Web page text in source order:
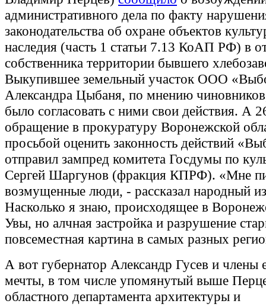
административного дела по факту
законодательства об охране объектов
наследия (часть 1 статьи 7.13 КоАП РФ) в
собственника территории бывшего
Выкупившее земельный участок ООО
Александра Цыбаня, по мнению
было согласовать с ними свои действия. А
обращение в прокуратуру Воронежской
просьбой оценить законность действий
отправил зампред комитета Госдумы по
Сергей Шаргунов (фракция КПРФ). «Мне
возмущенные люди, - рассказал народный
Насколько я знаю, происходящее в
Увы, но алчная застройка и разрушение
повсеместная картина в самых разных
А вот губернатор Александр Гусев и члены
мечты, в том числе упомянутый выше
областного департамента архитектуры и